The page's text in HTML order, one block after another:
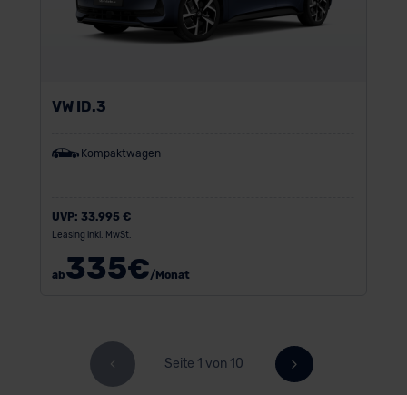
VW ID.3
Kompaktwagen
UVP: 33.995 €
Leasing inkl. MwSt.
ab335€/Monat
Seite 1 von 10